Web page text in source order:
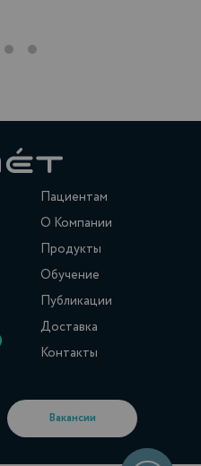
Пациентам
О Компании
Продукты
Обучение
Публикации
Доставка
Контакты
Вакансии